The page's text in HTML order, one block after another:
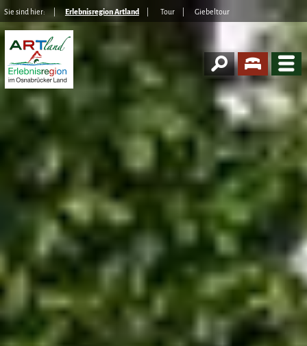
Sie sind hier: Erlebnisregion Artland Tour Giebeltour